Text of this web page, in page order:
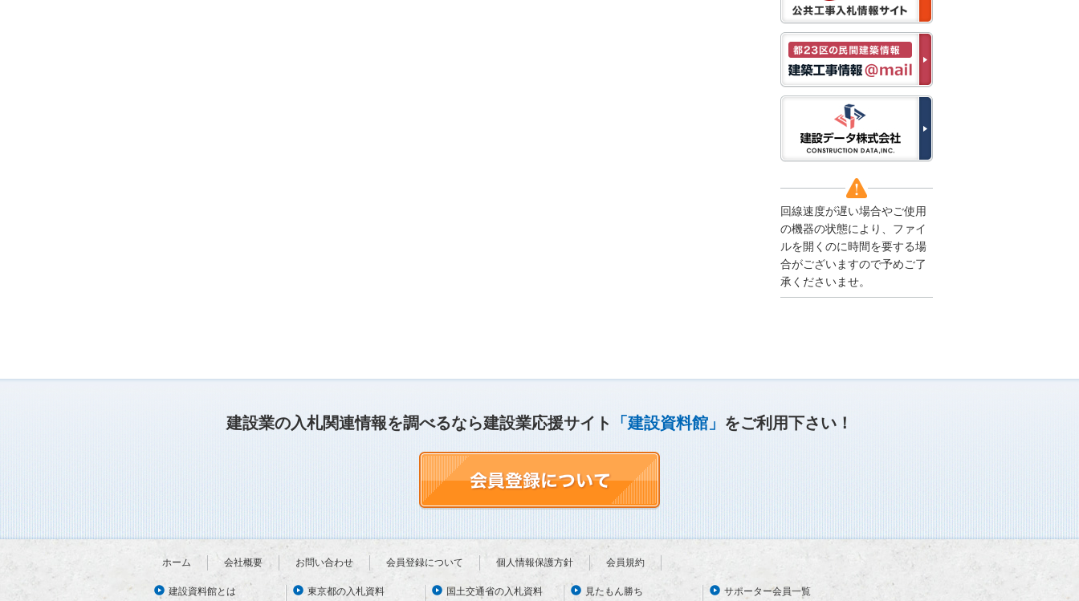
だき、誠に有難うござい
ます。
下記の期間につきまし
て、弊社休業のため情報
更新を停止させていただ
きます。
【期間】１２月２７日
(土)～１月４日(日)
上記の期間、情報の更新
がされませんので、ご了
承のほど、よろしくお願
なお、情報は１月５日
(月)より登録されます。
2025/08/04
●夏季休業に伴う情報更
新停止のお知らせ●
建設資料館をご利用いた
だき、誠に有難うござい
がされませんので、ご了
承のほど、よろしくお願
伴う情報更新停止のお知
らせ(04/26～04/29、05/0
ユーザー各位
回線速度が遅い場合やご使用
の機器の状態により、ファイ
ルを開くのに時間を要する場
合がございますので予めご了
承くださいませ。
建設業の入札関連情報を調べるなら建設業応援サイト 「建設資料館」 をご利用下さい！
ホーム 会社概要 お問い合わせ 会員登録について 個人情報保護方針 会員規約
建設資料館とは 東京都の入札資料 国土交通省の入札資料 見たもん勝ち サポーター会員一覧